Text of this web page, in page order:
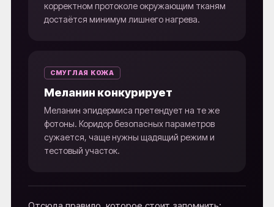
корректном протоколе окружающим тканям
достаётся минимум лишнего нагрева.
СМУГЛАЯ КОЖА
Меланин конкурирует
Меланин эпидермиса претендует на те же
фотоны. Коридор безопасных параметров
сужается, чаще нужны щадящий режим и
тестовый участок.